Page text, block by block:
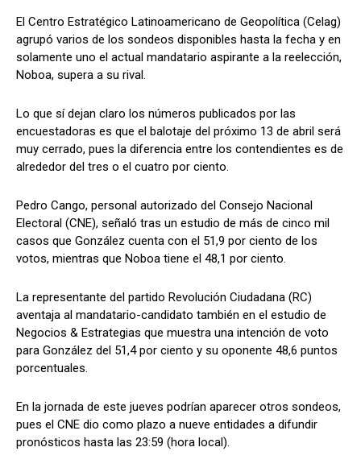
El Centro Estratégico Latinoamericano de Geopolítica (Celag)
agrupó varios de los sondeos disponibles hasta la fecha y en
solamente uno el actual mandatario aspirante a la reelección,
Noboa, supera a su rival.
Lo que sí dejan claro los números publicados por las
encuestadoras es que el balotaje del próximo 13 de abril será
muy cerrado, pues la diferencia entre los contendientes es de
alrededor del tres o el cuatro por ciento.
Pedro Cango, personal autorizado del Consejo Nacional
Electoral (CNE), señaló tras un estudio de más de cinco mil
casos que González cuenta con el 51,9 por ciento de los
votos, mientras que Noboa tiene el 48,1 por ciento.
La representante del partido Revolución Ciudadana (RC)
aventaja al mandatario-candidato también en el estudio de
Negocios & Estrategias que muestra una intención de voto
para González del 51,4 por ciento y su oponente 48,6 puntos
porcentuales.
En la jornada de este jueves podrían aparecer otros sondeos,
pues el CNE dio como plazo a nueve entidades a difundir
pronósticos hasta las 23:59 (hora local).